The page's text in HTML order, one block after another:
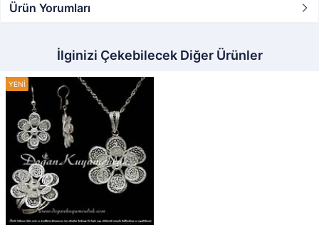
Ürün Yorumları
İlginizi Çekebilecek Diğer Ürünler